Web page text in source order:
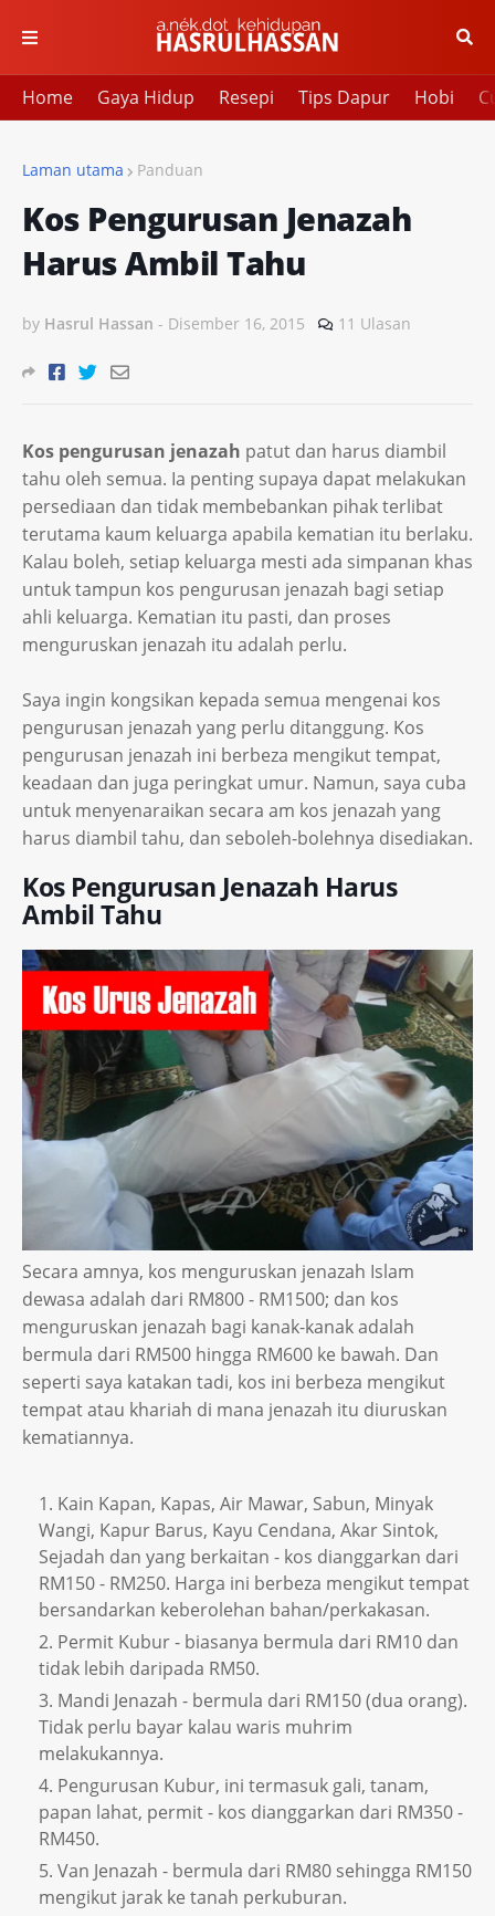
Home Gaya Hidup Resepi Tips Dapur Hobi
Laman utama Panduan
Kos Pengurusan Jenazah
Harus Ambil Tahu
by Hasrul Hassan - Disember 16, 2015 11 Ulasan
Kos pengurusan jenazah patut dan harus diambil
tahu oleh semua. Ia penting supaya dapat melakukan
persediaan dan tidak membebankan pihak terlibat
terutama kaum keluarga apabila kematian itu berlaku.
Kalau boleh, setiap keluarga mesti ada simpanan khas
untuk tampun kos pengurusan jenazah bagi setiap
ahli keluarga. Kematian itu pasti, dan proses
menguruskan jenazah itu adalah perlu.
Saya ingin kongsikan kepada semua mengenai kos
pengurusan jenazah yang perlu ditanggung. Kos
pengurusan jenazah ini berbeza mengikut tempat,
keadaan dan juga peringkat umur. Namun, saya cuba
untuk menyenaraikan secara am kos jenazah yang
harus diambil tahu, dan seboleh-bolehnya disediakan.
Kos Pengurusan Jenazah Harus
Ambil Tahu
Secara amnya, kos menguruskan jenazah Islam
dewasa adalah dari RM800 - RM1500; dan kos
menguruskan jenazah bagi kanak-kanak adalah
bermula dari RM500 hingga RM600 ke bawah. Dan
seperti saya katakan tadi, kos ini berbeza mengikut
tempat atau khariah di mana jenazah itu diuruskan
kematiannya.
Kain Kapan, Kapas, Air Mawar, Sabun, Minyak
Wangi, Kapur Barus, Kayu Cendana, Akar Sintok,
Sejadah dan yang berkaitan - kos dianggarkan dari
RM150 - RM250. Harga ini berbeza mengikut tempat
bersandarkan keberolehan bahan/perkakasan.
Permit Kubur - biasanya bermula dari RM10 dan
tidak lebih daripada RM50.
Mandi Jenazah - bermula dari RM150 (dua orang).
Tidak perlu bayar kalau waris muhrim
melakukannya.
Pengurusan Kubur, ini termasuk gali, tanam,
papan lahat, permit - kos dianggarkan dari RM350 -
RM450.
Van Jenazah - bermula dari RM80 sehingga RM150
mengikut jarak ke tanah perkuburan.